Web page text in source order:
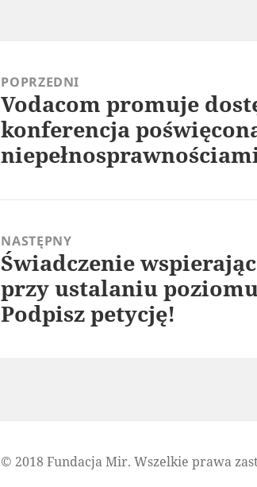
POPRZEDNI
Poprzedni
wpis:
Vodacom promuje
konferencja
NASTĘPNY
Następny
wpis:
Świadczenie
przy ustalaniu
Podpisz petycję!
© 2018 Fundacja Mir. Wszelkie prawa